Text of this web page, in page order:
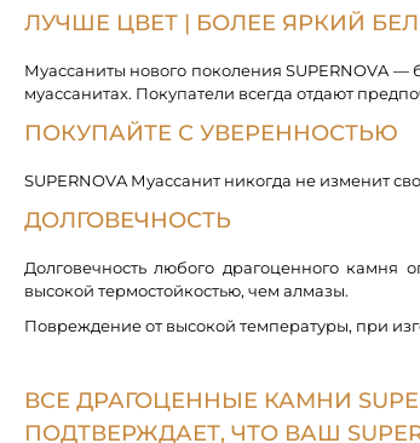
ЛУЧШЕ ЦВЕТ | БОЛЕЕ ЯРКИЙ
Муассаниты нового поколения SUPERNOVA —
муассанитах. Покупатели всегда отдают
ПОКУПАЙТЕ С УВЕРЕННОСТЬЮ
SUPERNOVA Муассанит никогда не изменит
ДОЛГОВЕЧНОСТЬ
Долговечность любого драгоценного камня
высокой термостойкостью, чем алмазы.
Повреждение от высокой температуры, при
ВСЕ ДРАГОЦЕННЫЕ КАМНИ
ПОДТВЕРЖДАЕТ, ЧТО ВАШ